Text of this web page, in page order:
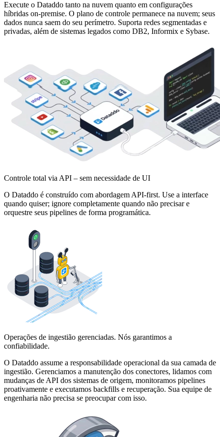
Execute o Dataddo tanto na nuvem quanto em configurações
híbridas on-premise. O plano de controle permanece na nuvem; seus
dados nunca saem do seu perímetro. Suporta redes segmentadas e
privadas, além de sistemas legados como DB2, Informix e Sybase.
Controle total via API – sem necessidade de UI
O Dataddo é construído com abordagem API-first. Use a interface
quando quiser; ignore completamente quando não precisar e
orquestre seus pipelines de forma programática.
Operações de ingestião gerenciadas. Nós garantimos a
confiabilidade.
O Dataddo assume a responsabilidade operacional da sua camada de
ingestião. Gerenciamos a manutenção dos conectores, lidamos com
mudanças de API dos sistemas de origem, monitoramos pipelines
proativamente e executamos backfills e recuperação. Sua equipe de
engenharia não precisa se preocupar com isso.